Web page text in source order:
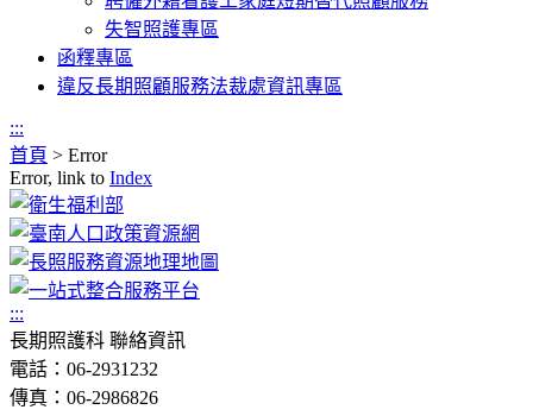
失智照護專區
函釋專區
違反長期照顧服務法裁處資訊專區
:::
首頁 > Error
Error, link to Index
:::
長期照護科 聯絡資訊
電話：06-2931232
傳真：06-2986826